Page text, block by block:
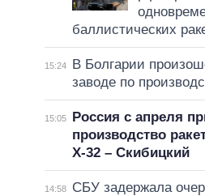
баллистических
15:24
В Болгарии
заводе по
15:05
Россия с апреля
производство
Х-32 – Скибицкий
14:58
СБУ задержала